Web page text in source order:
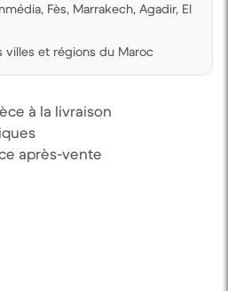
Fès, Marrakech, Agadir, El
villes et régions du Maroc
à la livraison
après-vente